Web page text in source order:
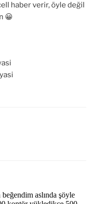
haber verir, öyle değil
😀